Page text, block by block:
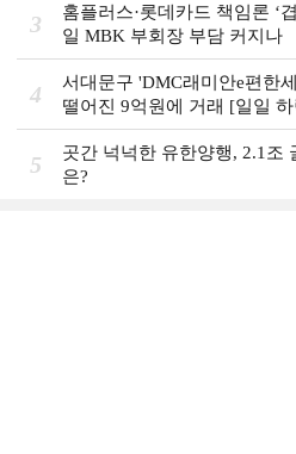
3
홈플러스·롯데카드 책임론 ‘
일 MBK 부회장 부담 커지나
4
서대문구 'DMC래미안e편한
떨어진 9억원에 거래 [일일
5
곳간 넉넉한 유한양행, 2.1조
은?